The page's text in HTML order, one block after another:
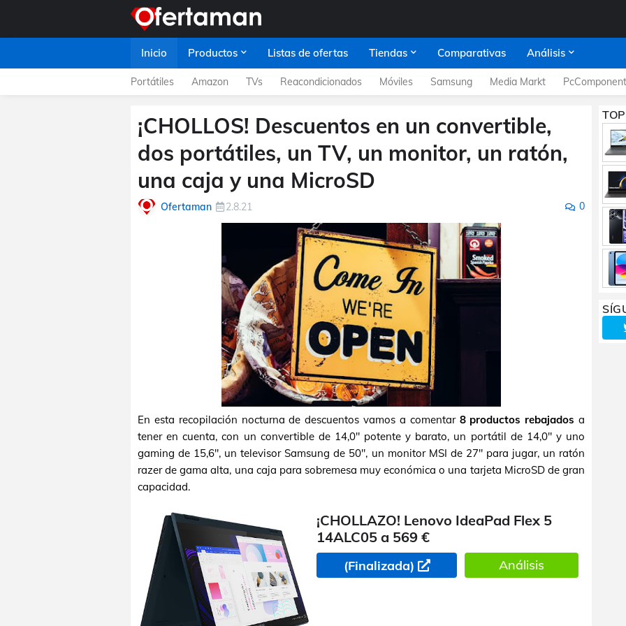
Inicio Productos Listas de ofertas Tiendas Comparativas Análisis
Portátiles Amazon TVs Reacondicionados Móviles Samsung Media Markt
¡CHOLLOS! Descuentos en un convertible,
dos portátiles, un TV, un monitor, un ratón,
una caja y una MicroSD
Ofertaman 2.8.21 0
En esta recopilación nocturna de descuentos vamos a comentar 8 productos rebajados a
tener en cuenta, con un convertible de 14,0" potente y barato, un portátil de 14,0" y uno
gaming de 15,6", un televisor Samsung de 50", un monitor MSI de 27" para jugar, un ratón
razer de gama alta, una caja para sobremesa muy económica o una tarjeta MicroSD de gran
capacidad.
¡CHOLLAZO! Lenovo IdeaPad Flex 5
14ALC05 a 569 €
(Finalizada) Análisis